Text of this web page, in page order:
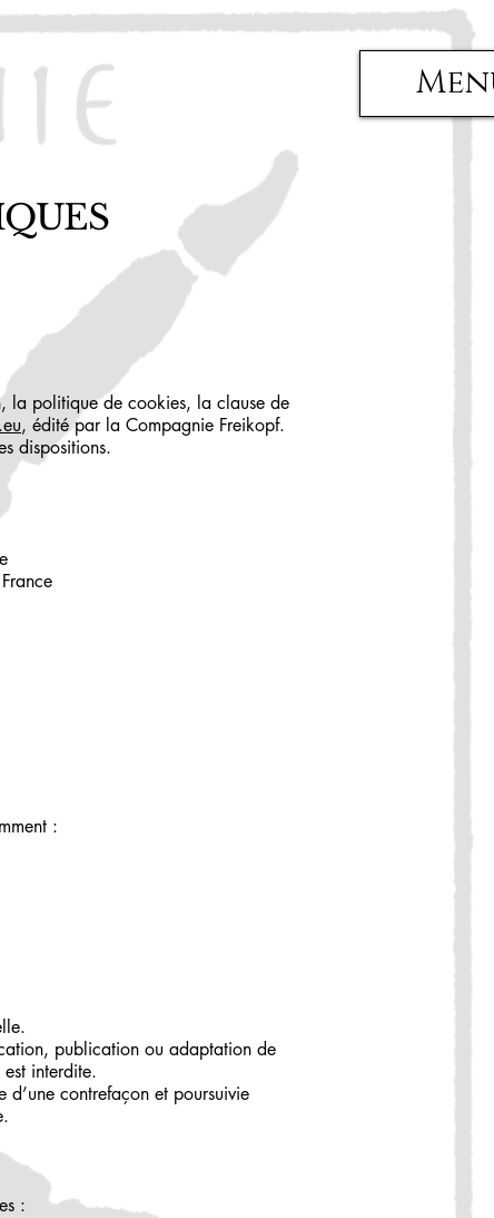
la politique de cookies, la clause de
, édité par la Compagnie Freikopf.
dispositions.
:
publication ou adaptation de
interdite.
contrefaçon et poursuivie
: